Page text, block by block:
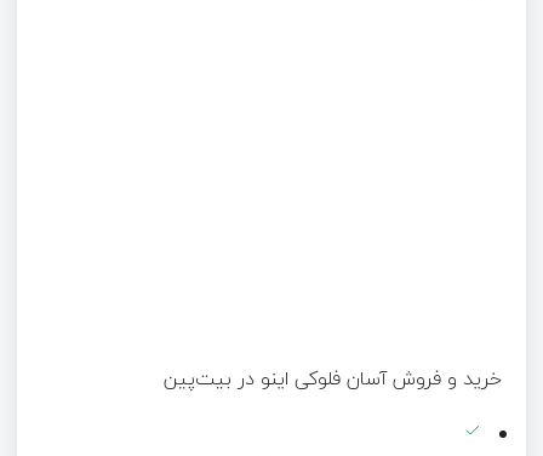
خرید و فروش آسان فلوکی اینو در بیت‌پین